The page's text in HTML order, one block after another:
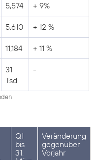
5,574 + 9%
5,610 + 12 %
11,184 + 11 %
31
Tsd.
-
Q1
bis
31.
Veränderung
gegenüber
Vorjahr